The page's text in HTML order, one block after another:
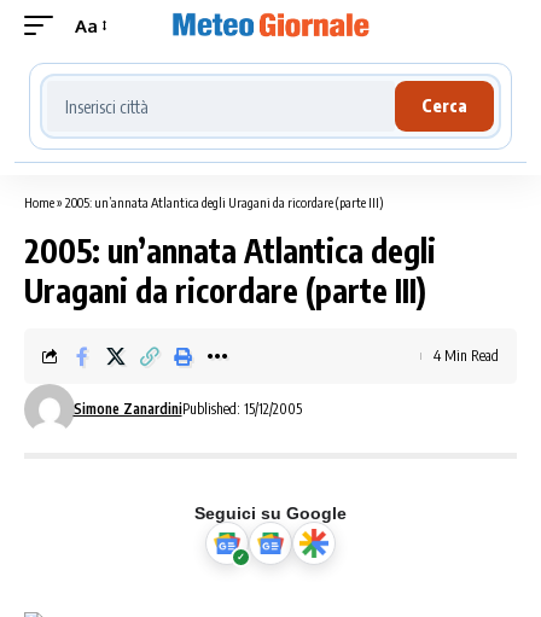
Aa
Cerca località meteo
Cerca
Home» 2005: un’annata Atlantica degli Uragani da ricordare (parte III)
2005: un’annata Atlantica degli
Uragani da ricordare (parte III)
Simone ZanardiniPublished: 15/12/2005
4 Min Read
Seguici su Google